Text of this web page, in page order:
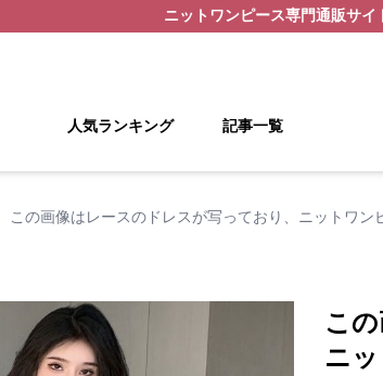
ニットワンピース専門通販サイ
人気ランキング 記事一覧
この画像はレースのドレスが写っており、ニットワ
こ
ニ